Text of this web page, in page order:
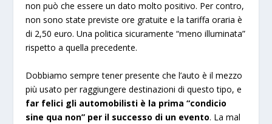
non può che essere un dato molto positivo. Per contro,
non sono state previste ore gratuite e la tariffa oraria è
di 2,50 euro. Una politica sicuramente “meno illuminata”
rispetto a quella precedente.
Dobbiamo sempre tener presente che l’auto è il mezzo
più usato per raggiungere destinazioni di questo tipo, e
far felici gli automobilisti è la prima “condicio
sine qua non” per il successo di un evento. La mal